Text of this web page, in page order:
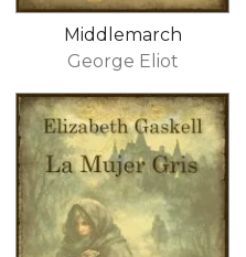
Middlemarch
George Eliot